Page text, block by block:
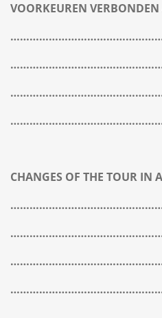
VOORKEUREN
CHANGES OF THE TOUR IN